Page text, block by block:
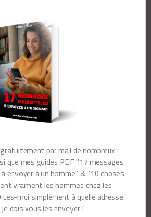
que mon guide PDF "10 choses
vraiment les hommes chez les
moi simplement à quelle adresse
je dois vous les envoyer !
pouvez vous désinscrire à tout moment.
par mail de nombreux
que mes guides PDF "17 messages
envoyer à un homme" & "10 choses
vraiment les hommes chez les
moi simplement à quelle adresse
je dois vous les envoyer !